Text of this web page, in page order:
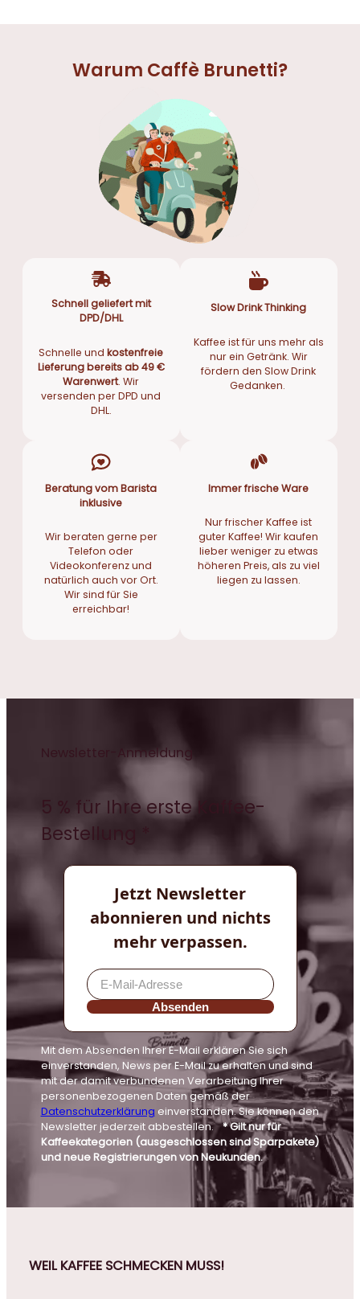
Warum Caffè Brunetti?
Schnell geliefert mit
DPD/DHL
Schnelle undkostenfreie
Lieferung bereits ab 49 €
Warenwert. Wir
versenden per DPD und
DHL.
Slow Drink Thinking
Kaffee ist für uns mehr als
nur ein Getränk. Wir
fördern den Slow Drink
Gedanken.
Beratung vom Barista
inklusive
Wir beraten gerne per
Telefon oder
Videokonferenz und
natürlich auch vor Ort.
Wir sind für Sie
erreichbar!
Immer frische Ware
Nur frischer Kaffee ist
guter Kaffee! Wir kaufen
lieber weniger zu etwas
höheren Preis, als zu viel
liegen zu lassen.
Newsletter-Anmeldung
5 % für Ihre erste Kaffee-
Bestellung *
Jetzt Newsletter
abonnieren und nichts
mehr verpassen.
Absenden
Mit dem Absenden Ihrer E-Mail erklären Sie sich
einverstanden, News per E-Mail zu erhalten und sind
mit der damit verbundenen Verarbeitung Ihrer
personenbezogenen Daten gemäß der
Datenschutzerklärung einverstanden. Sie können den
Newsletter jederzeit abbestellen.* Gilt nur für
Kaffeekategorien (ausgeschlossen sind Sparpakete)
und neue Registrierungen von Neukunden.
WEIL KAFFEE SCHMECKEN MUSS!